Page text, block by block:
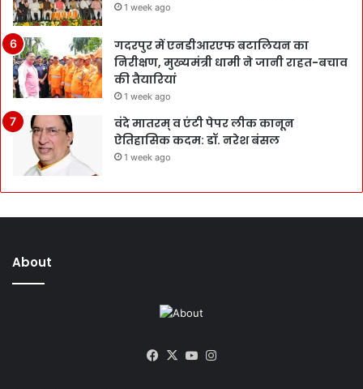
1 week ago
गदरपुर में एनडीआरएफ बटालियन का
निरीक्षण, मुख्यमंत्री धामी ने जानी राहत-बचाव
की तैयारियां
1 week ago
वंदे मातरम् व एंटी पेपर लीक कानून
ऐतिहासिक कदम: डॉ. नरेश बंसल
1 week ago
About
Facebook
X YouTube